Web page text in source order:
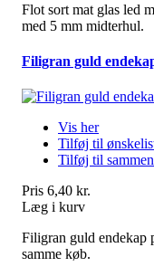
Flot sort mat glas led
med 5 mm midterhul.
Filigran guld
Vis her
Tilføj til
Tilføj til
Pris 6,40 kr.
Læg i kurv
Filigran guld endekap
samme køb.